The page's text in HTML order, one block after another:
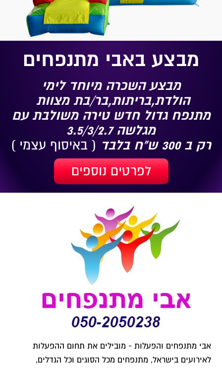
מבצע באבי מתנפחים
מבצע השכרה מיוחד לימי
הולדת,בריתות,בר/בת מצוות
מתנפח גדול חדש טירה משולבת עם
מגלשה 3.5/3/2.7
רק ב 300 ש"ח בלבד
( באיסוף עצמי )
לפרטים נוספים
אבי מתנפחים והפעלות - מובילים את תחום ההפעלות
לאירועים בישראל, מתנפחים מכל הסוגים וכל הגדלים,